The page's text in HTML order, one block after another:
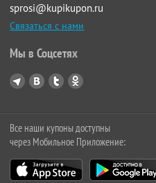
sprosi@kupikupon.ru
Связаться с нами
Мы в Соцсетях
Все наши купоны доступны
через Мобильное Приложение: